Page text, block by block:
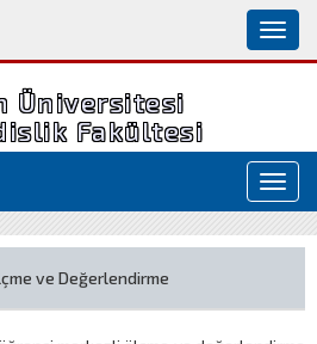
Harran Üniversitesi
Fakültesi
ve Değerlendirme